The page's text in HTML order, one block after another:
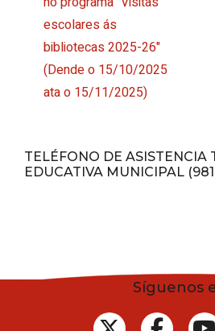
escolares ás
bibliotecas 2025-26"
(Dende o 15/10/2025
ata o 15/11/2025)
TELÉFONO DE ASISTENCIA
EDUCATIVA MUNICIPAL
Síguenos